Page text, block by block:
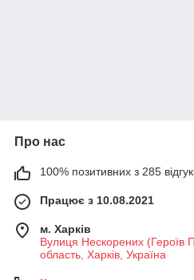
Про нас
100% позитивних з 285
Працює з 10.08.2021
м. Харків
Вулиця Нескорених (Героїв
область, Харків, Україна